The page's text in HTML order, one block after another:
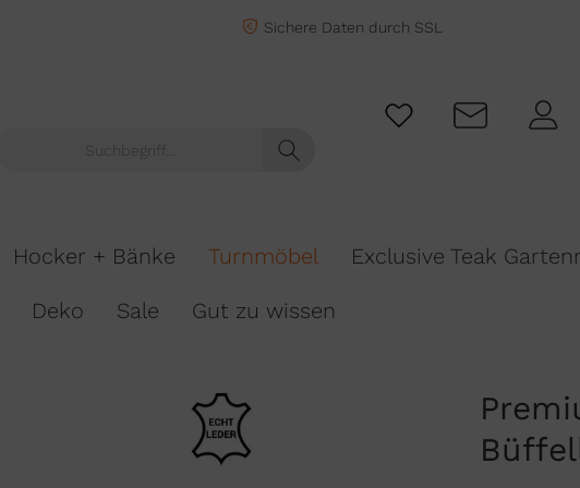
Sichere Daten durch SSL
Hocker + Bänke Turnmöbel Exclusive Teak
Deko Sale Gut zu wissen